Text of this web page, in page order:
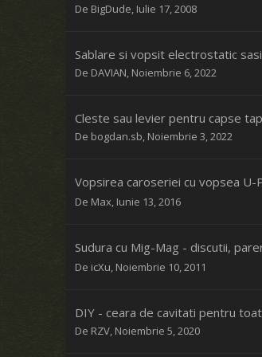
De BigDude, Iulie 17, 2008
Sablare si vopsit electrostatic
De DAVIAN, Noiembrie 6, 2022
Cleste sau levier pentru capse
De bogdan.sb, Noiembrie 3, 2022
Vopsirea caroseriei cu vopsea U-
De Max, Iunie 13, 2016
Sudura cu Mig-Mag - discutii,
De icXu, Noiembrie 10, 2011
DIY - ceara de cavitati pentru
De RZV, Noiembrie 5, 2020